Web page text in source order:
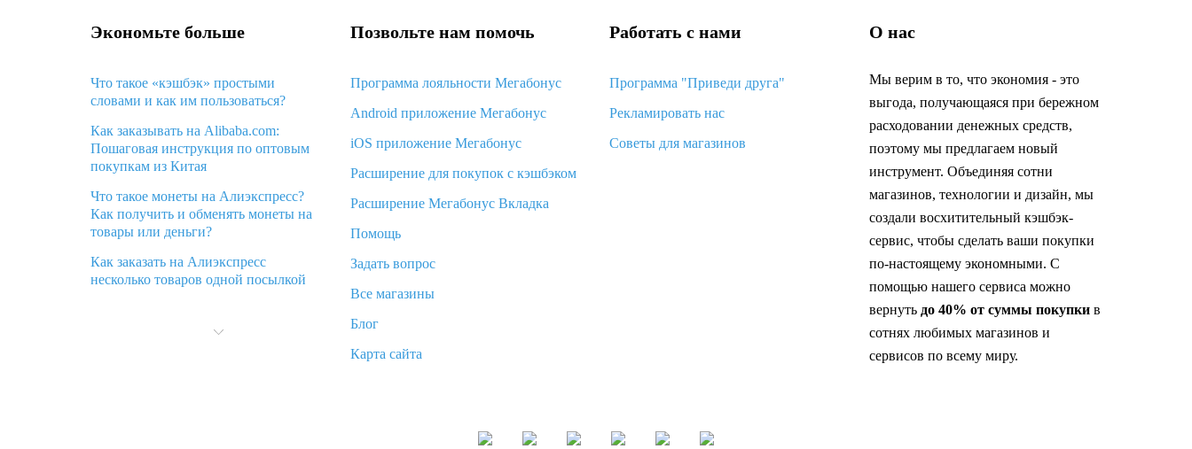
Экономьте больше
Что такое «кэшбэк» простыми
словами и как им пользоваться?
Как заказывать на Alibaba.com:
Пошаговая инструкция по оптовым
покупкам из Китая
Что такое монеты на Алиэкспресс?
Как получить и обменять монеты на
товары или деньги?
Как заказать на Алиэкспресс
несколько товаров одной посылкой
Алиэкспресс и что делать?
Позвольте нам помочь
Программа лояльности Мегабонус
Android приложение Мегабонус
iOS приложение Мегабонус
Расширение для покупок с кэшбэком
Расширение Мегабонус Вкладка
Помощь
Задать вопрос
Все магазины
Блог
Карта сайта
Работать с нами
Программа "Приведи друга"
Рекламировать нас
Советы для магазинов
О нас
Мы верим в то, что экономия - это
выгода, получающаяся при бережном
расходовании денежных средств,
поэтому мы предлагаем новый
инструмент. Объединяя сотни
магазинов, технологии и дизайн, мы
создали восхитительный кэшбэк-
сервис, чтобы сделать ваши покупки
по-настоящему экономными. С
помощью нашего сервиса можно
вернуть до 40% от суммы покупкив
сотнях любимых магазинов и
сервисов по всему миру.